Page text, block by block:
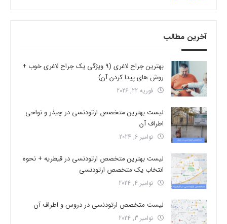
آخرین مطالب
بهترین جراح لاغری (9 ویژگی یک جراح لاغری خوب +
روش های پیدا کردن آن)
فوریه 22, 2026
لیست بهترین متخصص ارتودنسی در چیذر و نواحی
اطراف آن
نوامبر 6, 2024
لیست بهترین متخصص ارتودنسی در قیطریه + نحوه
انتخاب یک متخصص ارتودنسی
نوامبر 4, 2024
لیست متخصص ارتودنسی در دروس و اطراف آن
نوامبر 3, 2024